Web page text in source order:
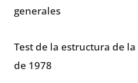
generales
Test de la estructura de
de 1978